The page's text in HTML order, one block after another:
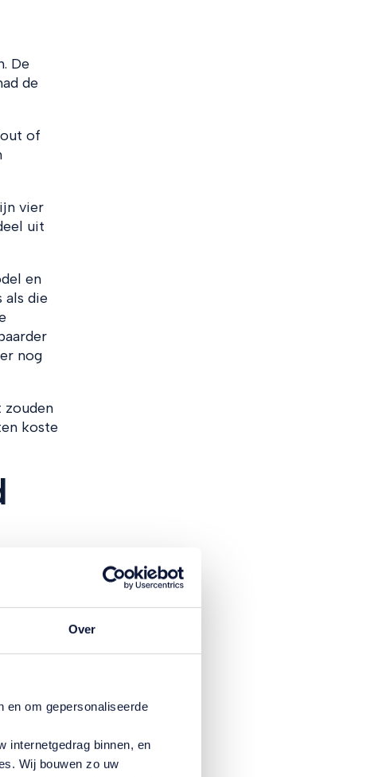
Over
en om gepersonaliseerde
internetgedrag binnen, en
Wij bouwen zo uw
De
de
of
vier
uit
en
als die
nog
zouden
koste
als
heb
ben